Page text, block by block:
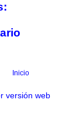
Inicio
versión web